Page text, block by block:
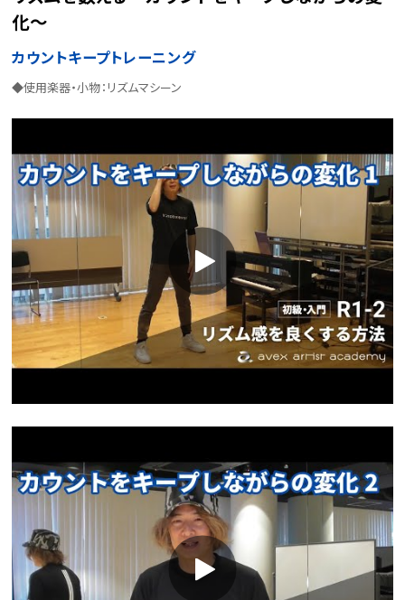
化～
カウントキープトレーニング
◆使用楽器・小物：リズムマシーン